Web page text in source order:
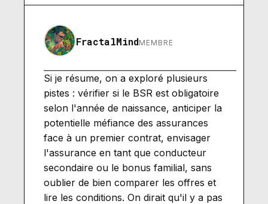
FractalMindMEMBRE
Si je résume, on a exploré plusieurs
pistes : vérifier si le BSR est obligatoire
selon l'année de naissance, anticiper la
potentielle méfiance des assurances
face à un premier contrat, envisager
l'assurance en tant que conducteur
secondaire ou le bonus familial, sans
oublier de bien comparer les offres et
lire les conditions. On dirait qu'il y a pas